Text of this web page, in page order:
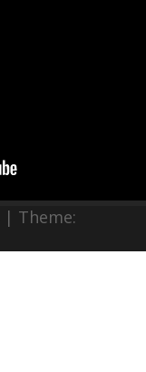
| Theme: